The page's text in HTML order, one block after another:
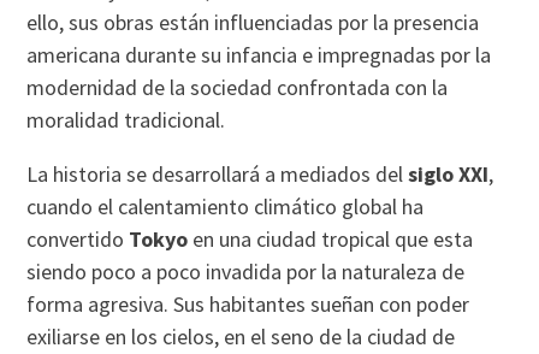
ello, sus obras están influenciadas por la presencia
americana durante su infancia e impregnadas por la
modernidad de la sociedad confrontada con la
moralidad tradicional.
La historia se desarrollará a mediados delsiglo XXI,
cuando el calentamiento climático global ha
convertido Tokyo en una ciudad tropical que esta
siendo poco a poco invadida por la naturaleza de
forma agresiva. Sus habitantes sueñan con poder
exiliarse en los cielos, en el seno de la ciudad de